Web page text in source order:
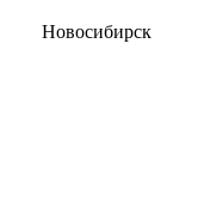
Новосибирск